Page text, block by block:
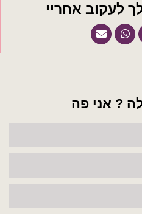
לעקוב אחריי
? אני פה